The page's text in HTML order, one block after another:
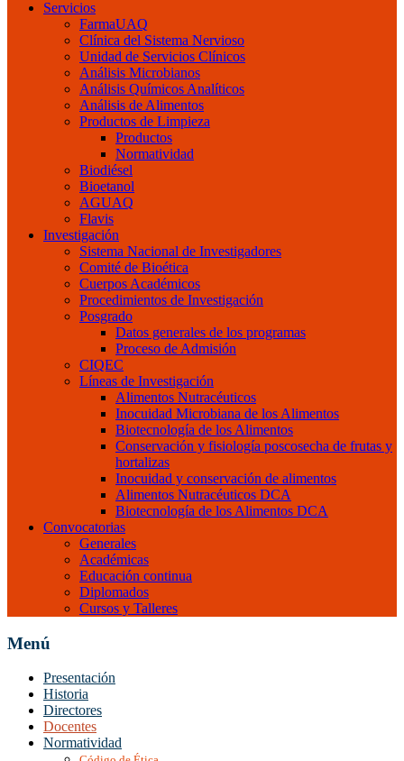
Servicios
FarmaUAQ
Clínica del Sistema Nervioso
Unidad de Servicios Clínicos
Análisis Microbianos
Análisis Químicos Analíticos
Análisis de Alimentos
Productos de Limpieza
Productos
Normatividad
Biodiésel
Bioetanol
AGUAQ
Flavis
Investigación
Sistema Nacional de Investigadores
Comité de Bioética
Cuerpos Académicos
Procedimientos de Investigación
Posgrado
Datos generales de los programas
Proceso de Admisión
CIQEC
Líneas de Investigación
Alimentos Nutracéuticos
Inocuidad Microbiana de los Alimentos
Biotecnología de los Alimentos
Conservación y fisiología poscosecha de frutas y
hortalizas
Inocuidad y conservación de alimentos
Alimentos Nutracéuticos DCA
Biotecnología de los Alimentos DCA
Convocatorias
Generales
Académicas
Educación continua
Diplomados
Cursos y Talleres
Menú
Presentación
Historia
Directores
Docentes
Normatividad